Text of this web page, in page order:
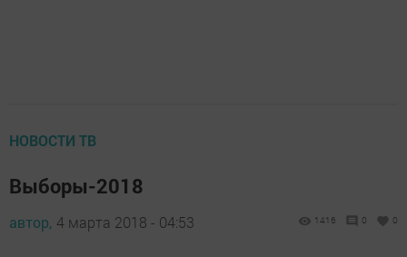
НОВОСТИ ТВ
Выборы-2018
автор, 4 марта 2018 - 04:53 1416 0 0